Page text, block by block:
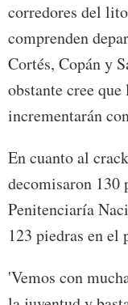
corredores del
comprenden
Cortés, Copán y
obstante cree
incrementarán
En cuanto al
decomisaron 130
Penitenciaría
123 piedras en el
'Vemos con